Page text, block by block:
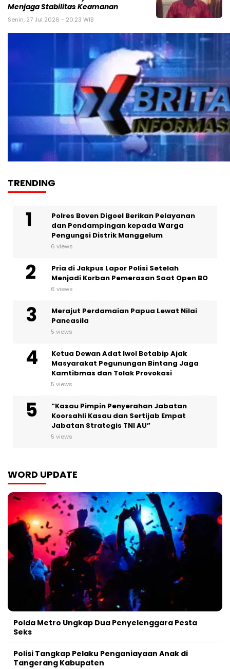
Menjaga Stabilitas Keamanan
Senin, 27 Jul 2026 - 20:23 WIB
TRENDING
Polres Boven Digoel Berikan Pelayanan
dan Pendampingan kepada Warga
Pengungsi Distrik Manggelum
6 views
Pria di Jakpus Lapor Polisi Setelah
Menjadi Korban Pemerasan Saat Open BO
6 views
Merajut Perdamaian Papua Lewat Nilai
Pancasila
5 views
Ketua Dewan Adat Iwol Betabip Ajak
Masyarakat Pegunungan Bintang Jaga
Kamtibmas dan Tolak Provokasi
5 views
“Kasau Pimpin Penyerahan Jabatan
Koorsahli Kasau dan Sertijab Empat
Jabatan Strategis TNI AU”
5 views
WORD UPDATE
Polda Metro Ungkap Dua Penyelenggara Pesta
Seks
Polisi Tangkap Pelaku Penganiayaan Anak di
Tangerang Kabupaten